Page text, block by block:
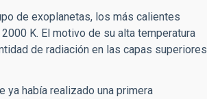
de exoplanetas, los más calientes
K. El motivo de su alta temperatura
de radiación en las capas superiores
ya había realizado una primera